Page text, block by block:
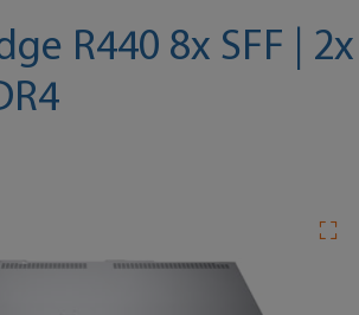
R440 8x SFF |